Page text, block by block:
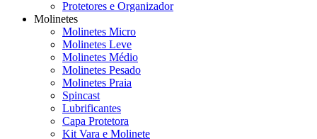
Protetores e Organizador
Molinetes
Molinetes Micro
Molinetes Leve
Molinetes Médio
Molinetes Pesado
Molinetes Praia
Spincast
Lubrificantes
Capa Protetora
Kit Vara e Molinete